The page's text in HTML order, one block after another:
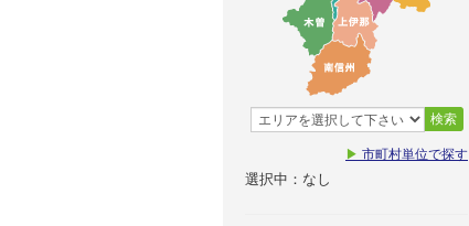
検索
▶ 市町村単位で探す
選択中：なし